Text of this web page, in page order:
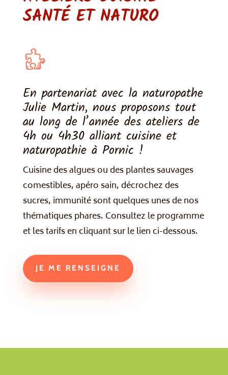
SANTÉ ET NATURO
En partenariat avec la naturopathe
Julie Martin, nous proposons tout
au long de l’année des ateliers de
4h ou 4h30 alliant cuisine et
naturopathie à Pornic !
Cuisine des algues ou des plantes sauvages
comestibles, apéro sain, décrochez des
sucres, immunité sont quelques unes de nos
thématiques phares. Consultez le programme
et les tarifs en cliquant sur le lien ci-dessous.
JE ME RENSEIGNE